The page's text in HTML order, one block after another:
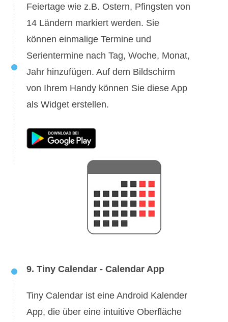
Feiertage wie z.B. Ostern, Pfingsten von
14 Ländern markiert werden. Sie
können einmalige Termine und
Serientermine nach Tag, Woche, Monat,
Jahr hinzufügen. Auf dem Bildschirm
von Ihrem Handy können Sie diese App
als Widget erstellen.
9. Tiny Calendar - Calendar App
Tiny Calendar ist eine Android Kalender
App, die über eine intuitive Oberfläche